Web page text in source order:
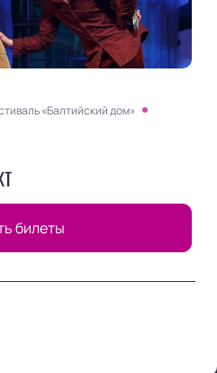
«Балтийский дом»
билеты